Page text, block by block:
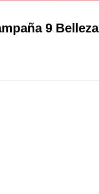
9 Belleza